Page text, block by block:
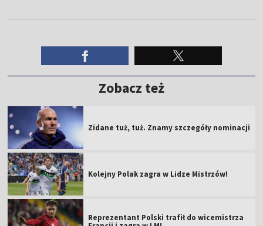
Zobacz też
Zidane tuż, tuż. Znamy szczegóły nominacji
Kolejny Polak zagra w Lidze Mistrzów!
Reprezentant Polski trafił do wicemistrza